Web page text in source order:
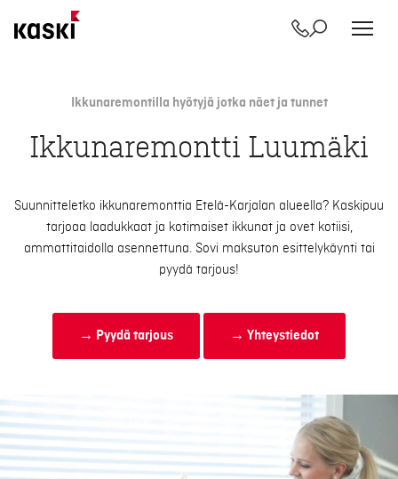
Yhteystiedot
Etsi
Ikkunaremontilla hyötyjä jotka näet ja tunnet
Ikkunaremontti Luumäki
Suunnitteletko ikkunaremonttia Etelä-Karjalan alueella? Kaskipuu
tarjoaa laadukkaat ja kotimaiset ikkunat ja ovet kotiisi,
ammattitaidolla asennettuna. Sovi maksuton esittelykäynti tai
pyydä tarjous!
→ Pyydä tarjous → Yhteystiedot